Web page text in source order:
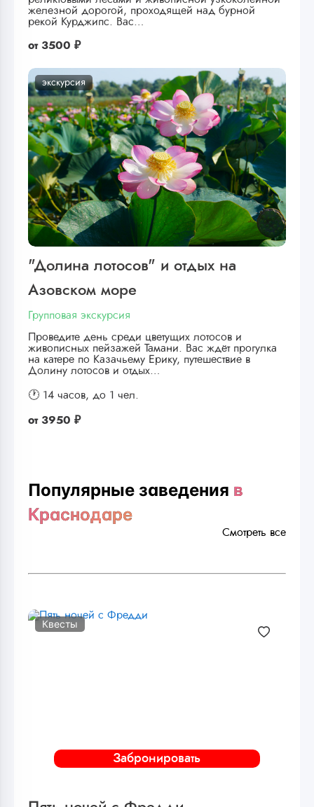
железной дорогой, проходящей над бурной
рекой Курджипс. Вас…
от 3500 ₽
экскурсия
"Долина лотосов" и отдых на
Азовском море
Групповая экскурсия
Проведите день среди цветущих лотосов и
живописных пейзажей Тамани. Вас ждёт прогулка
на катере по Казачьему Ерику, путешествие в
Долину лотосов и отдых…
🕐 14 часов, до 1 чел.
от 3950 ₽
Популярные заведения в
Краснодаре
Смотреть все
Забронировать
Квесты